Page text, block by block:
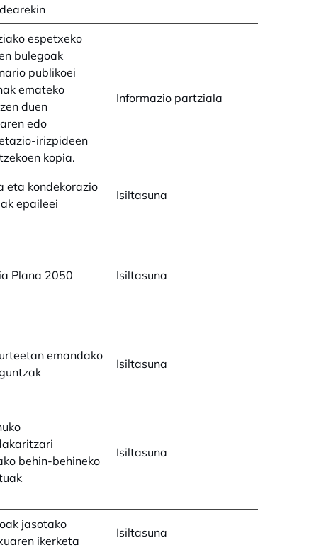
espetxeko
bulegoak
publikoei
emateko
duen
edo
irizpideen
kopia.
Informazio partziala
eta kondekorazio
epaileei
Isiltasuna
Plana 2050 Isiltasuna
emandako
Isiltasuna
behin-behineko
Isiltasuna
jasotako
ikerketa
Isiltasuna